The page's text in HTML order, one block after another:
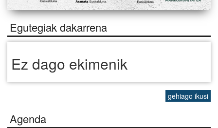
Egutegiak dakarrena
Ez dago ekimenik
gehiago ikusi
Agenda